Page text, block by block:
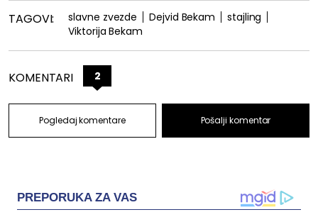
TAGOVI: slavne zvezde Dejvid Bekam
stajling
Viktorija Bekam
KOMENTARI 2
Pogledaj komentare Pošalji komentar
PREPORUKA ZA VAS